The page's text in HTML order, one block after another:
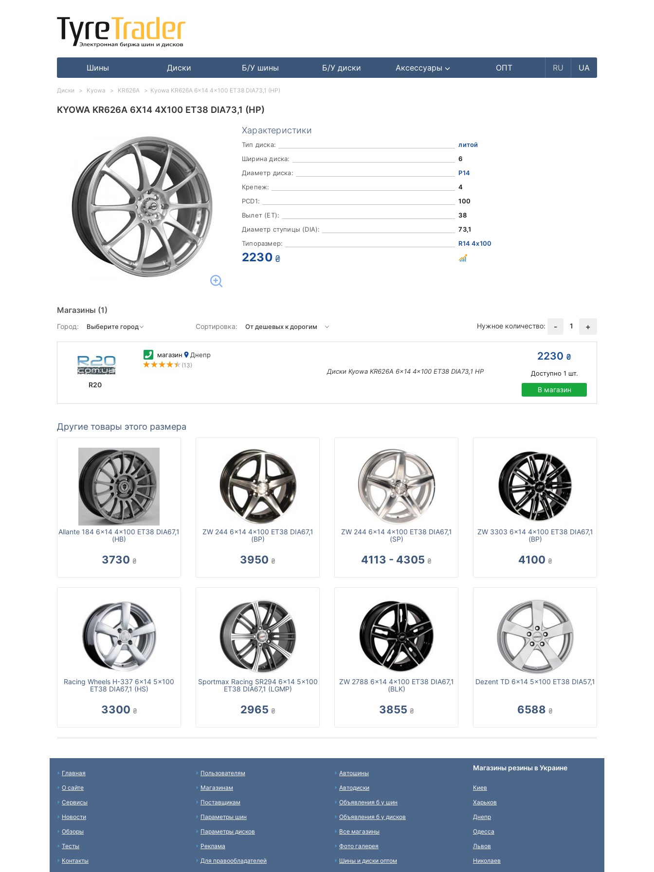
Шины Диски Б/У шины Б/У диски Аксессуары ОПТ RU UA
KYOWA KR626A 6X14 4X100 ET38 DIA73,1 (HP)
Характеристики
Тип диска:
литой
Ширина диска:
6
Диаметр диска:
Р14
Крепеж:
4
PCD1:
100
Вылет (ET):
38
Диаметр ступицы (DIA):
73,1
Типоразмер:
R14 4x100
2230 ₴
Магазины (1)
Город: Сортировка: Нужное количество: - 1 +
R20
магазин Днепр
(13)
Диски Kyowa KR626A 6x14 4x100 ET38 DIA73,1 HP
2230 ₴
Доступно 1 шт.
В магазин
Другие товары этого размера
Allante 184 6x14 4x100 ET38 DIA67,1
(HB)
3730 ₴
ZW 244 6x14 4x100 ET38 DIA67,1
(BP)
3950 ₴
ZW 244 6x14 4x100 ET38 DIA67,1
(SP)
4113 - 4305 ₴
ZW 3303 6x14 4x100 ET38 DIA67,1
(BP)
4100 ₴
Racing Wheels H-337 6x14 5x100
ET38 DIA67,1 (HS)
3300 ₴
Sportmax Racing SR294 6x14 5x100
ET38 DIA67,1 (LGMP)
2965 ₴
ZW 2788 6x14 4x100 ET38 DIA67,1
(BLK)
3855 ₴
Dezent TD 6x14 5x100 ET38 DIA57,1
6588 ₴
Диски Kyowa KR626A Kyowa KR626A 6x14 4x100 ET38 DIA73,1 (HP)
Главная
О сайте
Сервисы
Новости
Обзоры
Тесты
Контакты
Пользователям
Магазинам
Поставщикам
Параметры шин
Параметры дисков
Реклама
Для правообладателей
Автошины
Автодиски
Объявления б у шин
Объявления б у дисков
Все магазины
Фото галерея
Шины и диски оптом
Магазины резины в Украине
Киев
Харьков
Днепр
Одесса
Львов
Николаев